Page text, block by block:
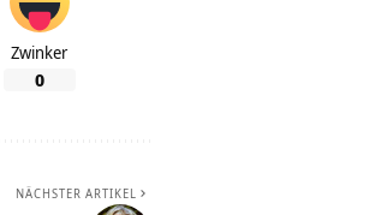
Zwinker
0
NÄCHSTER ARTIKEL